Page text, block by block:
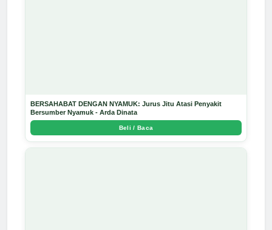
BERSAHABAT DENGAN NYAMUK: Jurus Jitu Atasi Penyakit
Bersumber Nyamuk - Arda Dinata
Beli / Baca